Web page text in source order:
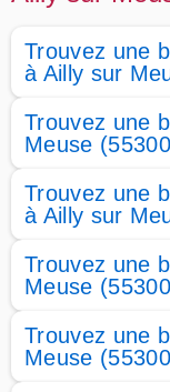
Trouvez une
à Ailly sur
Trouvez une
Meuse
Trouvez une
à Ailly sur
Trouvez une
Meuse
Trouvez une
Meuse